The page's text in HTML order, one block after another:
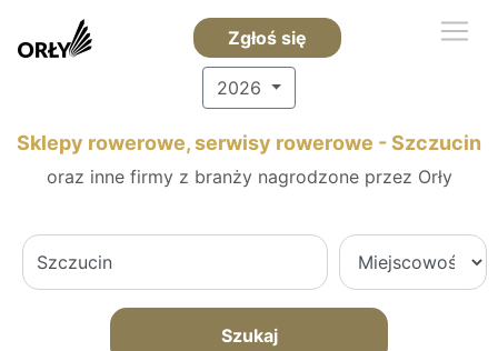
Zgłoś się
2026
Sklepy rowerowe, serwisy rowerowe - Szczucin
oraz inne firmy z branży nagrodzone przez Orły
Szukaj